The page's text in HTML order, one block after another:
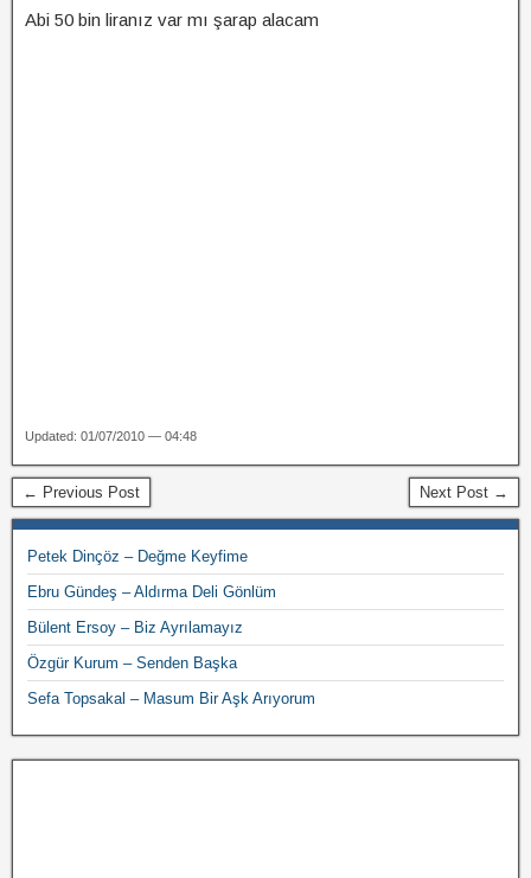
Abi 50 bin liranız var mı şarap alacam
Updated: 01/07/2010 — 04:48
← Previous Post Next Post →
Petek Dinçöz – Değme Keyfime
Ebru Gündeş – Aldırma Deli Gönlüm
Bülent Ersoy – Biz Ayrılamayız
Özgür Kurum – Senden Başka
Sefa Topsakal – Masum Bir Aşk Arıyorum